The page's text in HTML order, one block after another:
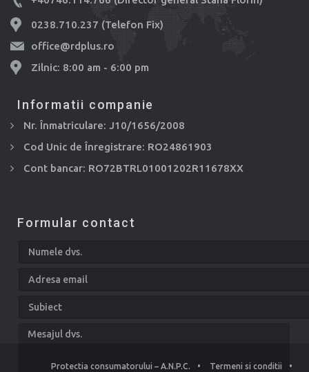
0238.710.237 (Telefon Fix)
office@rdplus.ro
Zilnic: 8:00 am - 6:00 pm
Informatii companie
Nr. Înmatriculare: J10/1656/2008
Cod Unic de Înregistrare: RO24861903
Cont bancar: RO72BTRL01001202R11678XX
Formular contact
Protectia consumatorului – A.N.P.C. • Termeni si conditii •